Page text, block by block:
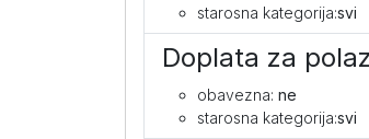
starosna kategorija:svi
Doplata za
obavezna: ne
starosna kategorija:svi